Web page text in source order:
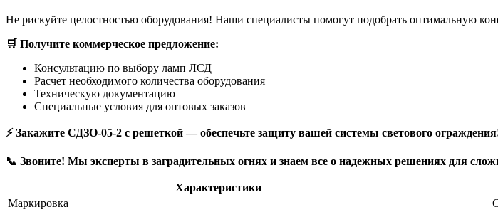
Не рискуйте целостностью оборудования! Наши специалисты помогут подобрать оптимальную
🛒 Получите коммерческое предложение:
Консультацию по выбору ламп ЛСД
Расчет необходимого количества оборудования
Техническую документацию
Специальные условия для оптовых заказов
⚡ Закажите СДЗО-05-2 с решеткой — обеспечьте защиту вашей системы светового
📞 Звоните! Мы эксперты в заградительных огнях и знаем все о надежных решениях для
Характеристики
Маркировка